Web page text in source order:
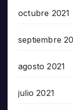
octubre 2021
septiembre
agosto 2021
julio 2021